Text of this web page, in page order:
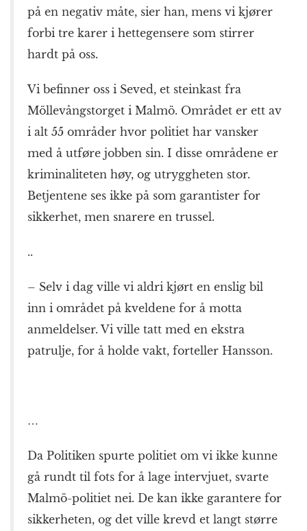
på en negativ måte, sier han, mens vi kjører
forbi tre karer i hettegensere som stirrer
hardt på oss.
Vi befinner oss i Seved, et steinkast fra
Möllevångstorget i Malmö. Området er ett av
i alt 55 områder hvor politiet har vansker
med å utføre jobben sin. I disse områdene er
kriminaliteten høy, og utryggheten stor.
Betjentene ses ikke på som garantister for
sikkerhet, men snarere en trussel.
..
– Selv i dag ville vi aldri kjørt en enslig bil
inn i området på kveldene for å motta
anmeldelser. Vi ville tatt med en ekstra
patrulje, for å holde vakt, forteller Hansson.
…
Da Politiken spurte politiet om vi ikke kunne
gå rundt til fots for å lage intervjuet, svarte
Malmö-politiet nei. De kan ikke garantere for
sikkerheten, og det ville krevd et langt større